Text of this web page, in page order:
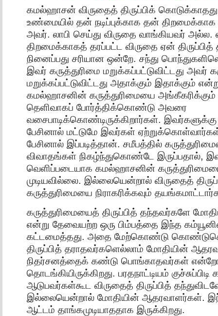
கமல்ஹாசன் விருதைத் திருப்பிக்
உண்மையில் தன் நடிப்புக்காக தன்
அவர். லாபி செய்து விருதை வாங்கியவர்
திறமைக்காகத் தரப்பட்ட விருதை ஏன்
நினைப்பது சரியான ஒன்றே. சந்து
இவர் கருத்துரிமை மறுக்கப்பட்டுவிட்டது அவர்
மறுக்கப்பட்டுவிட்டது அதாக்கும் இதாக்கும்
கமல்ஹாசனின் கருத்துரிமையை
தெளிவாகப் போர்த்திக்கொண்டு அவரை
வசைபாடிக்கொண்டிருக்கிறார்கள்.
பேசினால் மட்டுமே இவர்கள்
பேசினால் இப்படித்தான். சமீபத்தில்
விவாதங்கள் நிகழ்ந்துகொண்டே இருப்பதால்,
வெளிப்படையாக கமல்ஹாசனின்
முடியவில்லை. இல்லையென்றால் விருதைத்
கருத்துரிமையை நிராகரிக்கவும்
கருத்துரிமையைத் திருப்பித் தந்தவர்களே
என்று தேவையற்ற ஒரு பிம்பத்தை இந்த
கட்டமைத்தது. அதை மேற்கொண்டு
திருப்பித் தராதவர்களெல்லாம் மோதியின்
நிதர்சனத்தைக் கண்டு பொங்காதவர்கள்
தொடங்கியிருக்கிறது. பரதநாட்டியம் குச்சுப்பிடி
ஆடுபவர்கள்கூட விருதைத் திருப்பித்
இல்லையென்றால் மோதியின் ஆதரவாளர்கள்.
ஆட்டம் தாங்கமுடியாததாக இருக்கிறது.